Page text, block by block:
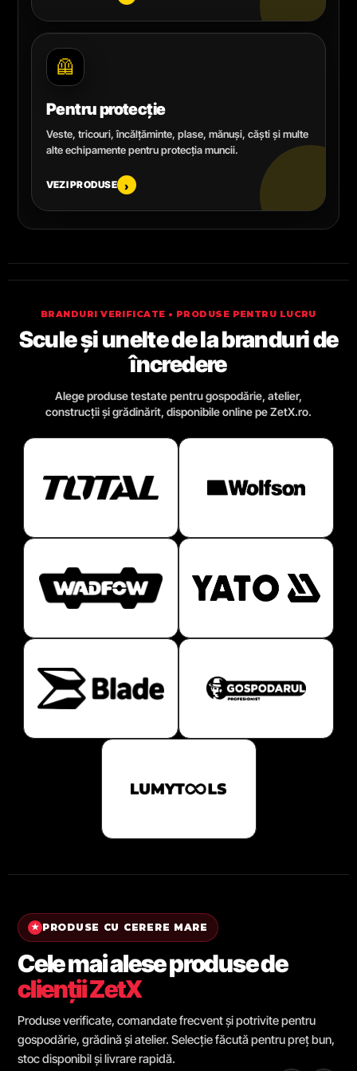
🦺
Pentru protecție
Veste, tricouri, încălțăminte, plase, mănuși, căști și multe
alte echipamente pentru protecția muncii.
VEZI PRODUSE ›
BRANDURI VERIFICATE • PRODUSE PENTRU LUCRU
Scule și unelte de la branduri de
încredere
Alege produse testate pentru gospodărie, atelier,
construcții și grădinărit, disponibile online pe ZetX.ro.
★ PRODUSE CU CERERE MARE
Cele mai alese produse de
clienții ZetX
Produse verificate, comandate frecvent și potrivite pentru
gospodărie, grădină și atelier. Selecție făcută pentru preț bun,
stoc disponibil și livrare rapidă.